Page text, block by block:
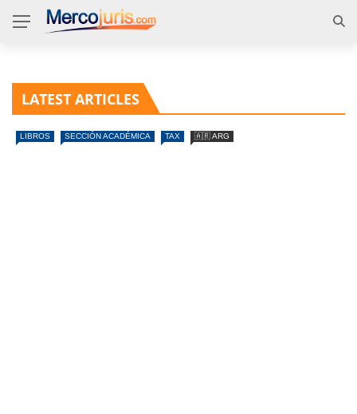
LATEST ARTICLES
LIBROS SECCIÓN ACADÉMICA TAX 🇦🇷 ARG